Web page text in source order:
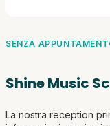
SENZA
Shine Music
La nostra reception